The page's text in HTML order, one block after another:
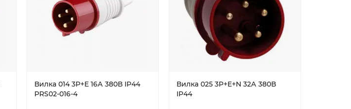
Вилка 014 3P+E 16А 380В IP44
PRS02-016-4
Вилка 025 3P+E+N 32А 380В
IP44